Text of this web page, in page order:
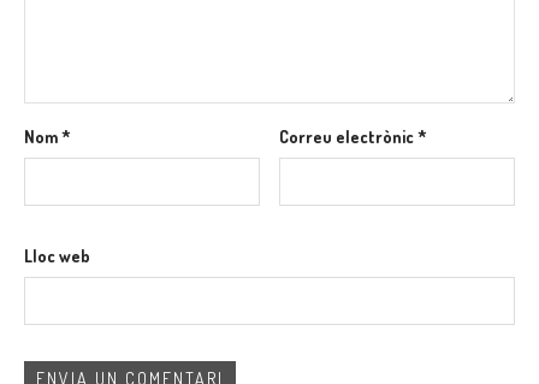
Nom* Correu electrònic*
Lloc web